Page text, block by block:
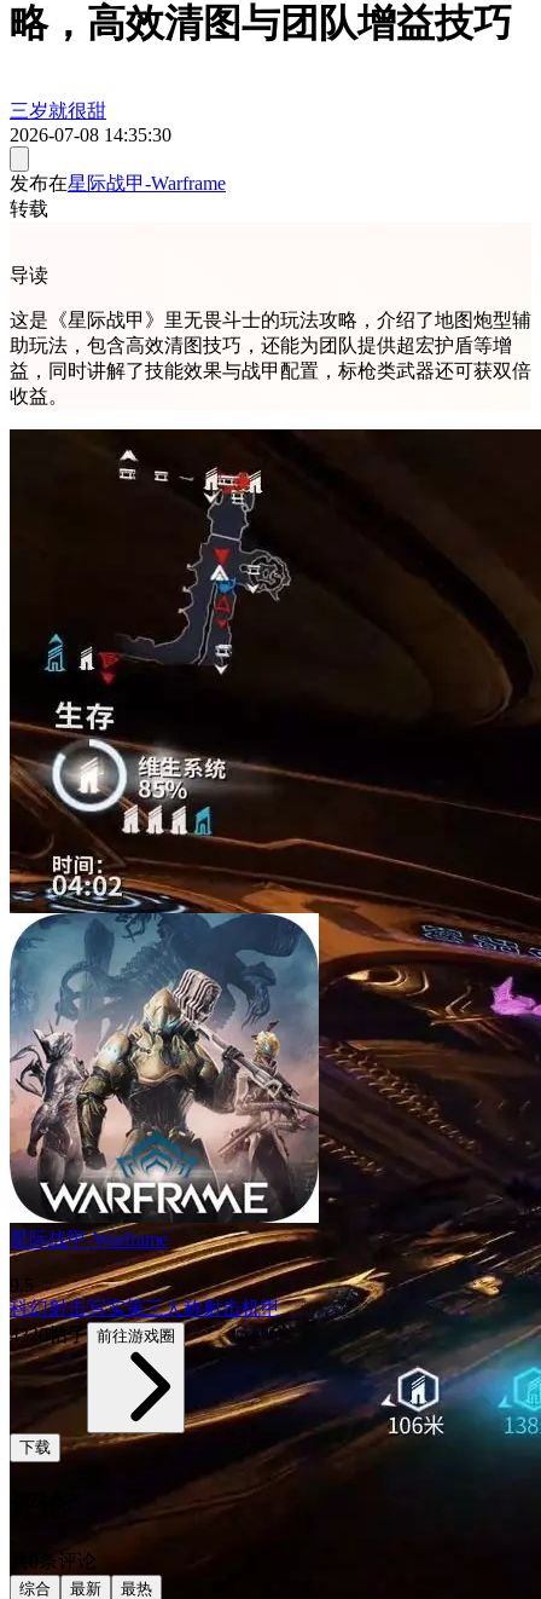
略，高效清图与团队增益技巧
三岁就很甜
2026-07-08 14:35:30
发布在星际战甲-Warframe
转载
导读
这是《星际战甲》里无畏斗士的玩法攻略，介绍了地图炮型辅
助玩法，包含高效清图技巧，还能为团队提供超宏护盾等增
益，同时讲解了技能效果与战甲配置，标枪类武器还可获双倍
收益。
星际战甲-Warframe
9.5
科幻射击写实第三人称射击机甲
4320帖子 前往游戏圈
下载
共0条评论
综合 最新 最热